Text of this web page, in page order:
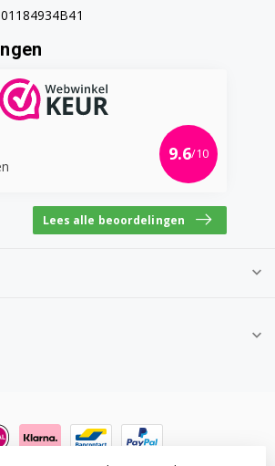
9.6/10
Lees alle beoordelingen